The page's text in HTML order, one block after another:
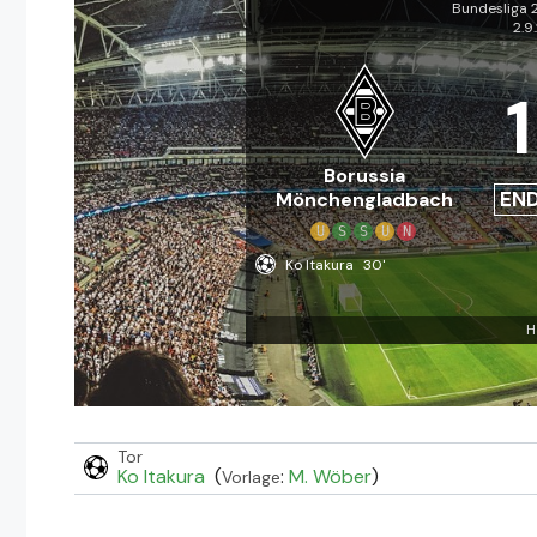
Bundesliga
Borussia
Mönchengladbach
U S S U N
1
Ko Itakura 30'
Tor
Ko Itakura (Vorlage: M. Wöber)